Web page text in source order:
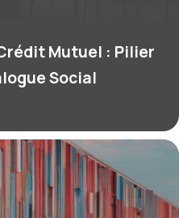
Mutuel : Pilier
Social